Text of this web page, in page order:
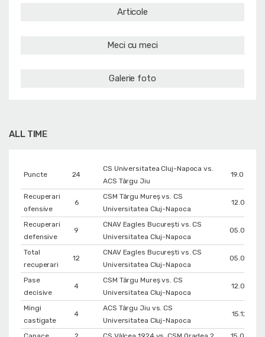
Articole
Meci cu meci
Galerie foto
ALL TIME
Puncte 24
CS Universitatea Cluj-Napoca vs.
ACS Târgu Jiu
Recuperari
ofensive
6
CSM Târgu Mureș vs. CS
Universitatea Cluj-Napoca
12.01.2019
Recuperari
defensive
9
CNAV Eagles București vs. CS
Universitatea Cluj-Napoca
Total
recuperari
12
CNAV Eagles București vs. CS
Universitatea Cluj-Napoca
Pase
decisive
4
CSM Târgu Mureș vs. CS
Universitatea Cluj-Napoca
12.01.2019
Mingi
castigate
4
ACS Târgu Jiu vs. CS
Universitatea Cluj-Napoca
15.12.2018